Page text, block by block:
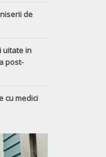
de
uitate in
post-
cu medici